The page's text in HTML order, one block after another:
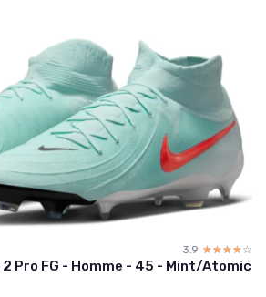
3.9 ☆☆☆☆☆
★★★★★
2 Pro FG - Homme - 45 - Mint/Atomic